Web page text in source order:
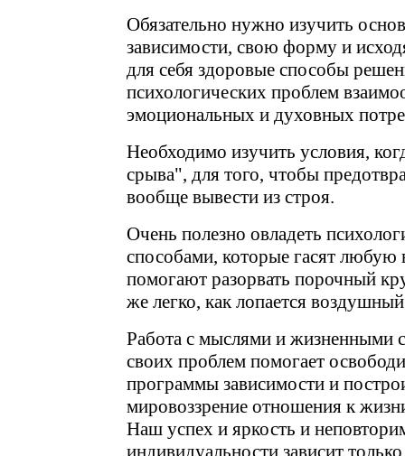
Обязательно нужно изучить
зависимости, свою форму и
для себя здоровые способы
психологических проблем
эмоциональных и духовных
Необходимо изучить условия,
срыва", для того, чтобы
вообще вывести из строя.
Очень полезно овладеть
способами, которые гасят любую
помогают разорвать порочный
же легко, как лопается
Работа с мыслями и жизненными
своих проблем помогает
программы зависимости и
мировоззрение отношения к
Наш успех и яркость и